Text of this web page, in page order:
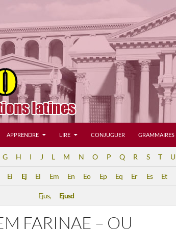
APPRENDRE LIRE CONJUGUER GRAMMAIRES
G H I J L M N O P Q R S T U
Ei Ej El Em En Eo Ep Eq Er Es Et
Ejus, Ejusd
FARINAE – OU